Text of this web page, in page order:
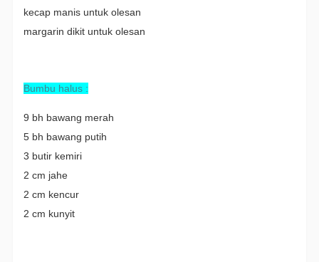
kecap manis untuk olesan
margarin dikit untuk olesan
Bumbu halus :
9 bh bawang merah
5 bh bawang putih
3 butir kemiri
2 cm jahe
2 cm kencur
2 cm kunyit